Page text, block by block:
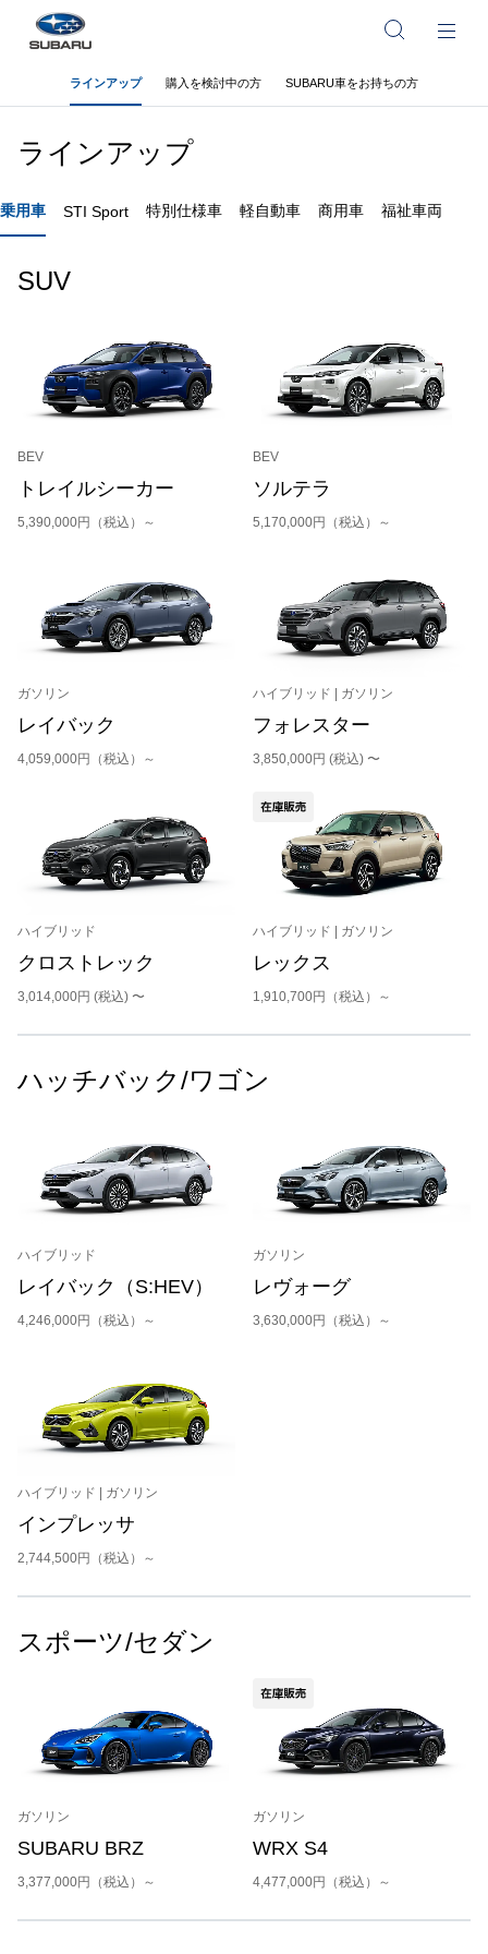
ラインアップ 購入を検討中の方 SUBARU車をお持ちの方
ラインアップ
乗用車 STI Sport 特別仕様車 軽自動車 商用車 福祉車両
SUV
BEV
トレイルシーカー
5,390,000円（税込）～
BEV
ソルテラ
5,170,000円（税込）～
ガソリン
レイバック
4,059,000円（税込）～
ハイブリッド | ガソリン
フォレスター
3,850,000円 (税込) 〜
ハイブリッド
クロストレック
3,014,000円 (税込) 〜
ハイブリッド | ガソリン
レックス
1,910,700円（税込）～
ハッチバック/ワゴン
ハイブリッド
レイバック（S:HEV）
4,246,000円（税込）～
ガソリン
レヴォーグ
3,630,000円（税込）～
ハイブリッド | ガソリン
インプレッサ
2,744,500円（税込）～
スポーツ/セダン
ガソリン
SUBARU BRZ
3,377,000円（税込）～
ガソリン
WRX S4
4,477,000円（税込）～